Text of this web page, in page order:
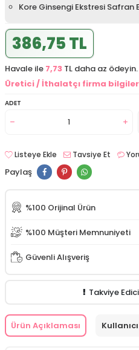
Kore Ginsengi Ekstresi Safran
386,75 TL
Havale ile 7,73 TL daha az ödeyin.
Üretici / İthalatçı firma bilgileri
ADET
Listeye Ekle Tavsiye Et
Paylaş
%100 Orijinal Ürün
%100 Müşteri Memnuniyeti
Güvenli Alışveriş
Takviye
Ürün Açıklaması